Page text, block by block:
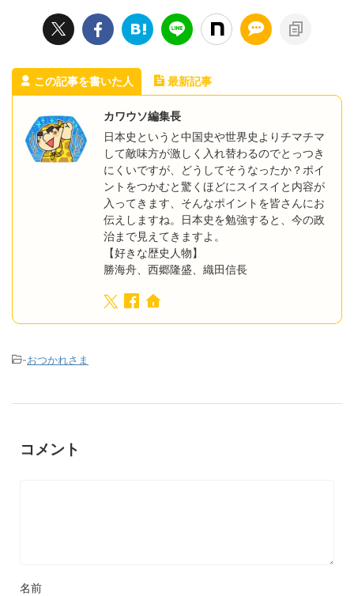
この記事を書いた人 最新記事
カワウソ編集長
日本史というと中国史や世界史よりチマチマ
して敵味方が激しく入れ替わるのでとっつき
にくいですが、どうしてそうなったか？ポイ
ントをつかむと驚くほどにスイスイと内容が
入ってきます、そんなポイントを皆さんにお
伝えしますね。日本史を勉強すると、今の政
治まで見えてきますよ。
【好きな歴史人物】
勝海舟、西郷隆盛、織田信長
-おつかれさま
コメント
名前